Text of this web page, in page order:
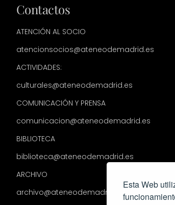
Esta Web
Contactos
ATENCIÓN AL SOCIO
atencionsocios@ateneodemadrid.es
ACTIVIDADES:
culturales@ateneodemadrid.es
COMUNICACIÓN Y PRENSA
comunicacion@ateneodemadrid.es
BIBLIOTECA
biblioteca@ateneodemadrid.es
ARCHIVO
archivo@ateneodemadrid.es